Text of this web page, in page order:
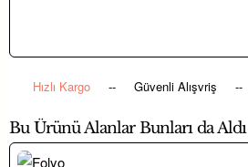
Hızlı Kargo -- Güvenli Alışvriş --
Bu Ürünü Alanlar Bunları da Aldı